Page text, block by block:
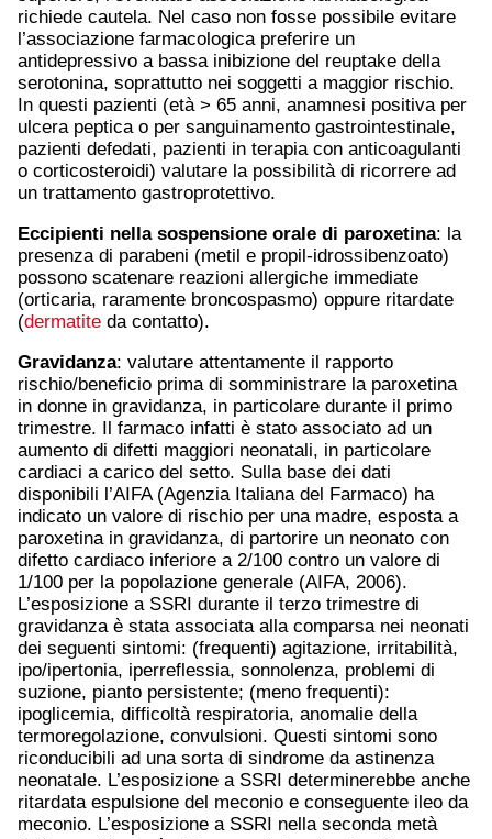
richiede cautela. Nel caso non fosse possibile evitare
l’associazione farmacologica preferire un
antidepressivo a bassa inibizione del reuptake della
serotonina, soprattutto nei soggetti a maggior rischio.
In questi pazienti (età > 65 anni, anamnesi positiva per
ulcera peptica o per sanguinamento gastrointestinale,
pazienti defedati, pazienti in terapia con anticoagulanti
o corticosteroidi) valutare la possibilità di ricorrere ad
un trattamento gastroprotettivo.
Eccipienti nella sospensione orale di paroxetina: la
presenza di parabeni (metil e propil-idrossibenzoato)
possono scatenare reazioni allergiche immediate
(orticaria, raramente broncospasmo) oppure ritardate
(dermatite da contatto).
Gravidanza: valutare attentamente il rapporto
rischio/beneficio prima di somministrare la paroxetina
in donne in gravidanza, in particolare durante il primo
trimestre. Il farmaco infatti è stato associato ad un
aumento di difetti maggiori neonatali, in particolare
cardiaci a carico del setto. Sulla base dei dati
disponibili l’AIFA (Agenzia Italiana del Farmaco) ha
indicato un valore di rischio per una madre, esposta a
paroxetina in gravidanza, di partorire un neonato con
difetto cardiaco inferiore a 2/100 contro un valore di
1/100 per la popolazione generale (AIFA, 2006).
L’esposizione a SSRI durante il terzo trimestre di
gravidanza è stata associata alla comparsa nei neonati
dei seguenti sintomi: (frequenti) agitazione, irritabilità,
ipo/ipertonia, iperreflessia, sonnolenza, problemi di
suzione, pianto persistente; (meno frequenti):
ipoglicemia, difficoltà respiratoria, anomalie della
termoregolazione, convulsioni. Questi sintomi sono
riconducibili ad una sorta di sindrome da astinenza
neonatale. L’esposizione a SSRI determinerebbe anche
ritardata espulsione del meconio e conseguente ileo da
meconio. L’esposizione a SSRI nella seconda metà